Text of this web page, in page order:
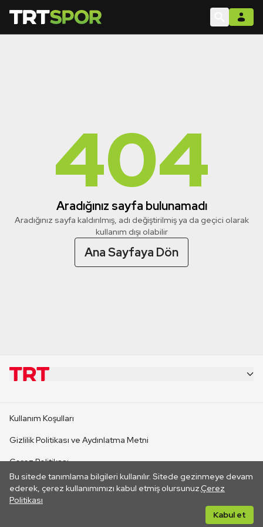
404
Aradığınız sayfa bulunamadı
Aradığınız sayfa kaldırılmış, adı değiştirilmiş ya da geçici olarak
kullanım dışı olabilir
Ana Sayfaya Dön
Bu sitede tanımlama bilgileri kullanılır. Sitede gezinmeye devam
ederek, çerez kullanımımızı kabul etmiş olursunuz.Çerez
Politikası
Kabul et
CANLI YAYINLAR
Kullanım Koşulları
Gizlilik Politikası ve Aydınlatma Metni
Çerez Politikası
İletişim
Her hakkı saklıdır. ©2026 TRT. Bağlantı yoluyla gidilen dış